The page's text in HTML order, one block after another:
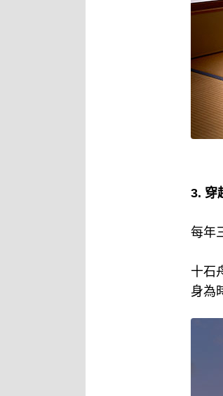
3. 穿
每年
十石
身為